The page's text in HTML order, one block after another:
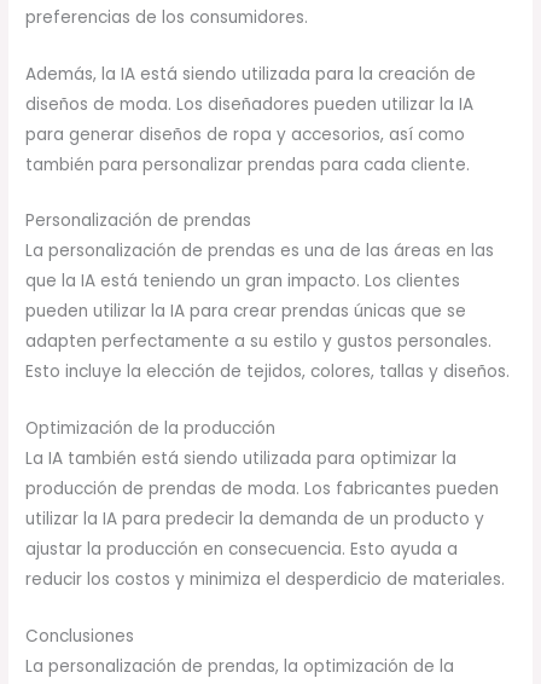
preferencias de los consumidores.
Además, la IA está siendo utilizada para la creación de
diseños de moda. Los diseñadores pueden utilizar la IA
para generar diseños de ropa y accesorios, así como
también para personalizar prendas para cada cliente.
Personalización de prendas
La personalización de prendas es una de las áreas en las
que la IA está teniendo un gran impacto. Los clientes
pueden utilizar la IA para crear prendas únicas que se
adapten perfectamente a su estilo y gustos personales.
Esto incluye la elección de tejidos, colores, tallas y diseños.
Optimización de la producción
La IA también está siendo utilizada para optimizar la
producción de prendas de moda. Los fabricantes pueden
utilizar la IA para predecir la demanda de un producto y
ajustar la producción en consecuencia. Esto ayuda a
reducir los costos y minimiza el desperdicio de materiales.
Conclusiones
La personalización de prendas, la optimización de la